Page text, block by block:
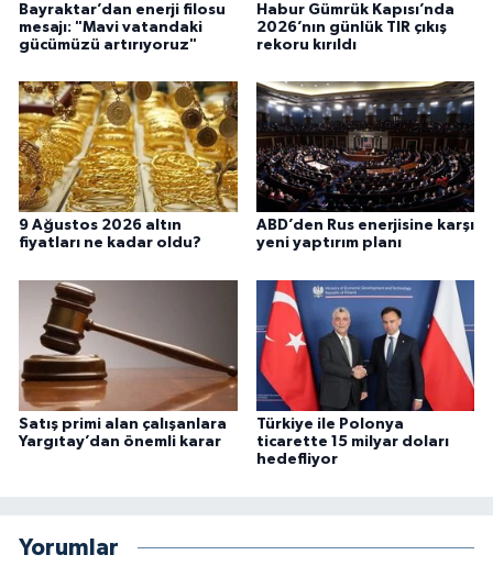
Bayraktar’dan enerji filosu
mesajı: "Mavi vatandaki
gücümüzü artırıyoruz"
Habur Gümrük Kapısı’nda
2026’nın günlük TIR çıkış
rekoru kırıldı
9 Ağustos 2026 altın
fiyatları ne kadar oldu?
ABD’den Rus enerjisine karşı
yeni yaptırım planı
Satış primi alan çalışanlara
Yargıtay’dan önemli karar
Türkiye ile Polonya
ticarette 15 milyar doları
hedefliyor
Yorumlar